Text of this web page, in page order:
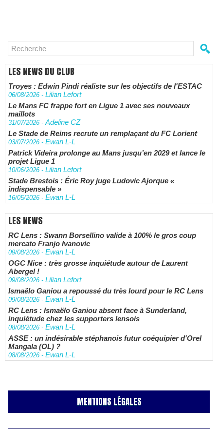
LES NEWS DU CLUB
Troyes : Edwin Pindi réaliste sur les objectifs de l'ESTAC
06/08/2026 - Lilian Lefort
Le Mans FC frappe fort en Ligue 1 avec ses nouveaux
maillots
31/07/2026 -Adeline CZ
Le Stade de Reims recrute un remplaçant du FC Lorient
03/07/2026 - Ewan L-L
Patrick Videira prolonge au Mans jusqu’en 2029 et lance le
projet Ligue 1
10/06/2026 - Lilian Lefort
Stade Brestois : Éric Roy juge Ludovic Ajorque «
indispensable »
16/05/2026 - Ewan L-L
LES NEWS
RC Lens : Swann Borsellino valide à 100% le gros coup
mercato Franjo Ivanovic
09/08/2026 - Ewan L-L
OGC Nice : très grosse inquiétude autour de Laurent
Abergel !
09/08/2026 - Lilian Lefort
Ismaëlo Ganiou a repoussé du très lourd pour le RC Lens
09/08/2026 - Ewan L-L
RC Lens : Ismaëlo Ganiou absent face à Sunderland,
inquiétude chez les supporters lensois
08/08/2026 - Ewan L-L
ASSE : un indésirable stéphanois futur coéquipier d'Orel
Mangala (OL) ?
08/08/2026 - Ewan L-L
MENTIONS LÉGALES